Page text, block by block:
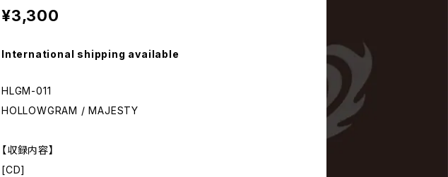
¥3,300
International shipping available
HLGM-011
HOLLOWGRAM / MAJESTY
【収録内容】
[CD]